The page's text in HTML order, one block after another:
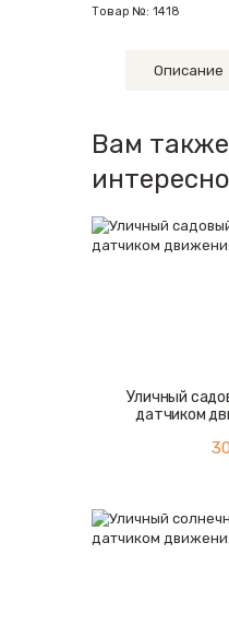
Товар №: 1418
Описание
Вам
Уличный
датчиком